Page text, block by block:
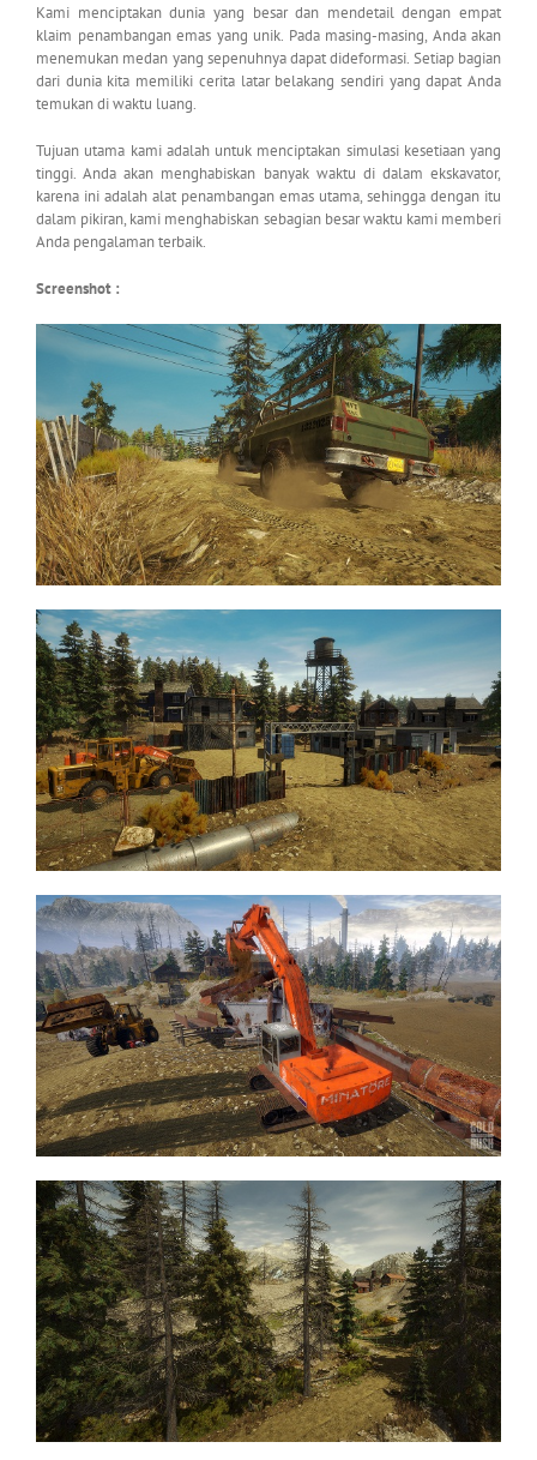
Kami menciptakan dunia yang besar dan mendetail dengan empat
klaim penambangan emas yang unik. Pada masing-masing, Anda akan
menemukan medan yang sepenuhnya dapat dideformasi. Setiap bagian
dari dunia kita memiliki cerita latar belakang sendiri yang dapat Anda
temukan di waktu luang.
Tujuan utama kami adalah untuk menciptakan simulasi kesetiaan yang
tinggi. Anda akan menghabiskan banyak waktu di dalam ekskavator,
karena ini adalah alat penambangan emas utama, sehingga dengan itu
dalam pikiran, kami menghabiskan sebagian besar waktu kami memberi
Anda pengalaman terbaik.
Screenshot :